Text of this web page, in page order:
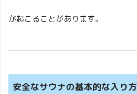
が起こることがあります。
安全なサウナの基本的な入り方